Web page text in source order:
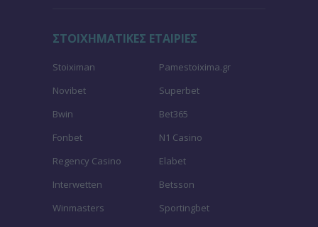
ΣΤΟΙΧΗΜΑΤΙΚΕΣ ΕΤΑΙΡΙΕΣ
Stoiximan
Pamestoixima.gr
Novibet
Superbet
Bwin
Bet365
Fonbet
N1 Casino
Regency Casino
Elabet
Interwetten
Betsson
Winmasters
Sportingbet